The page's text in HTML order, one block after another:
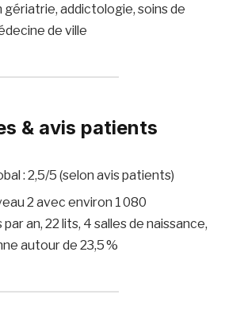
addictologie, soins de
de ville
& avis patients
: 2,5/5 (selon avis patients)
2 avec environ 1 080
an, 22 lits, 4 salles de naissance,
autour de 23,5 %